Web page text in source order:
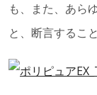
も、また、あら
と、断言するこ